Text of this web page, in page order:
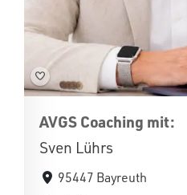
AVGS Coaching mit:
Sven Lührs
95447 Bayreuth